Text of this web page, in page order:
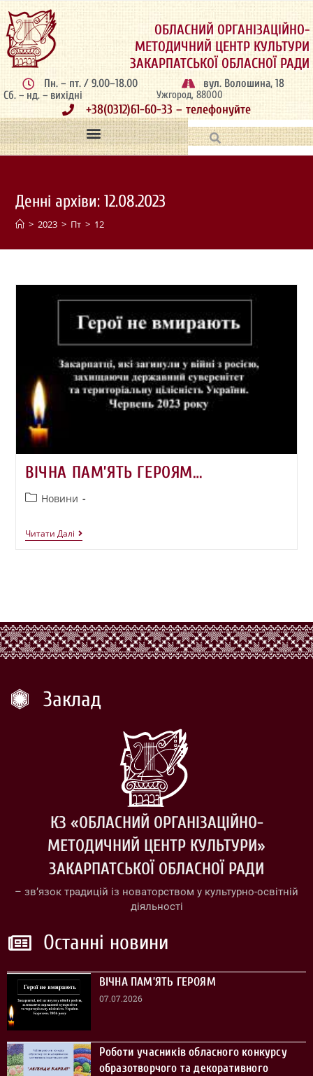
ОБЛАСНИЙ ОРГАНІЗАЦІЙНО-
МЕТОДИЧНИЙ ЦЕНТР КУЛЬТУРИ
ЗАКАРПАТСЬКОЇ ОБЛАСНОЇ РАДИ
Пн. – пт. / 9.00–18.00
Сб. – нд. – вихідні
вул. Волошина, 18
Ужгород, 88000
+38(0312)61-60-33 – телефонуйте
Денні архіви: 12.08.2023
> 2023 > Пт > 12
ВІЧНА ПАМ’ЯТЬ ГЕРОЯМ…
Новини
Читати Далі
Заклад
КЗ «ОБЛАСНИЙ ОРГАНІЗАЦІЙНО-
МЕТОДИЧНИЙ ЦЕНТР КУЛЬТУРИ»
ЗАКАРПАТСЬКОЇ ОБЛАСНОЇ РАДИ
– зв’язок традицій із новаторством у культурно-освітній
діяльності
Останні новини
ВІЧНА ПАМ’ЯТЬ ГЕРОЯМ
07.07.2026
Роботи учасників обласного конкурсу
образотворчого та декоративного